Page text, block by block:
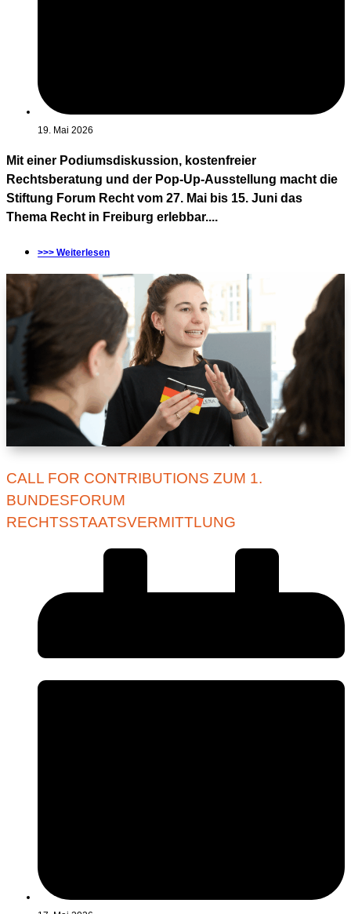
19. Mai 2026
Mit einer Podiumsdiskussion, kostenfreier
Rechtsberatung und der Pop-Up-Ausstellung macht die
Stiftung Forum Recht vom 27. Mai bis 15. Juni das
Thema Recht in Freiburg erlebbar....
>>> Weiterlesen
CALL FOR CONTRIBUTIONS ZUM 1.
BUNDESFORUM
RECHTSSTAATSVERMITTLUNG